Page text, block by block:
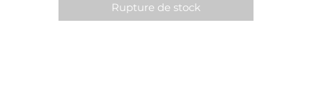
Rupture de stock